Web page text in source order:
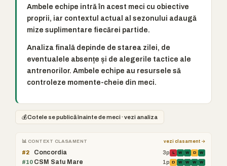
Ambele echipe intră în acest meci cu obiective
proprii, iar contextul actual al sezonului adaugă
mize suplimentare fiecărei partide.
Analiza finală depinde de starea zilei, de
eventualele absențe și de alegerile tactice ale
antrenorilor. Ambele echipe au resursele să
controleze momente-cheie din meci.
💰Cotele se publică înainte de meci · vezi analiza
📊 CONTEXT CLASAMENT vezi clasament →
#2 Concordia 3p L W W D W
#10 CSM Satu Mare 1p D W W W W